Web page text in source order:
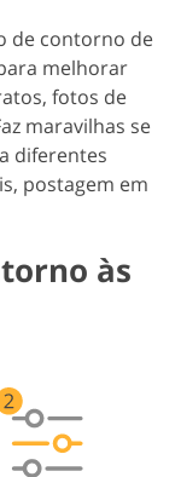
de contorno de
melhorar
fotos de
maravilhas se
diferentes
postagem em
às